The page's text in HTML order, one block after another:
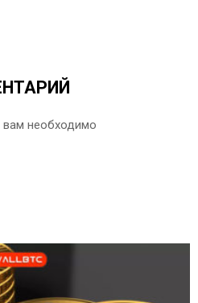
вам необходимо